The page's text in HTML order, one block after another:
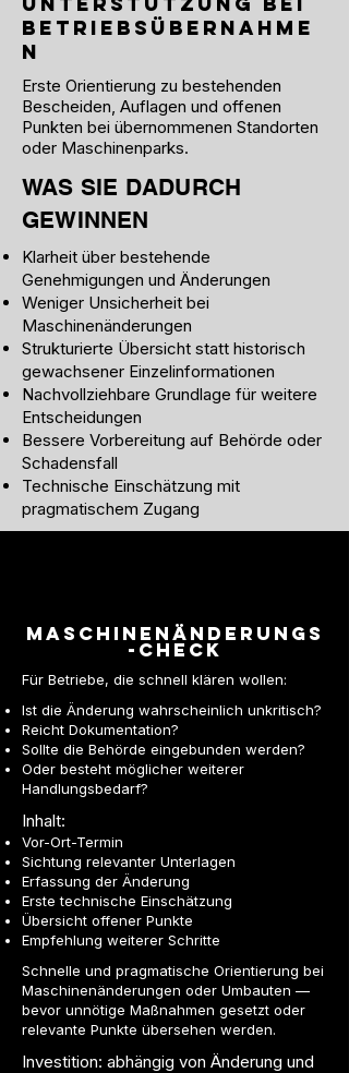
Betriebsübernahme
n
Erste Orientierung zu bestehenden
Bescheiden, Auflagen und offenen
Punkten bei übernommenen Standorten
oder Maschinenparks.
WAS SIE DADURCH
GEWINNEN
Klarheit über bestehende
Genehmigungen und Änderungen
Weniger Unsicherheit bei
Maschinenänderungen
Strukturierte Übersicht statt historisch
gewachsener Einzelinformationen
Nachvollziehbare Grundlage für weitere
Entscheidungen
Bessere Vorbereitung auf Behörde oder
Schadensfall
Technische Einschätzung mit
pragmatischem Zugang
Maschinenänderungs
-Check
Für Betriebe, die schnell klären wollen:
Ist die Änderung wahrscheinlich unkritisch?
Reicht Dokumentation?
Sollte die Behörde eingebunden werden?
Oder besteht möglicher weiterer
Handlungsbedarf?
Inhalt:
Vor-Ort-Termin
Sichtung relevanter Unterlagen
Erfassung der Änderung
Erste technische Einschätzung
Übersicht offener Punkte
Empfehlung weiterer Schritte
Schnelle und pragmatische Orientierung bei
Maschinenänderungen oder Umbauten —
bevor unnötige Maßnahmen gesetzt oder
relevante Punkte übersehen werden.
Investition: abhängig von Änderung und